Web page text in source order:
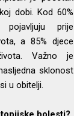
dobi. Kod 60%
prije
a 85% djece
Važno je
sklonost
u obitelji.